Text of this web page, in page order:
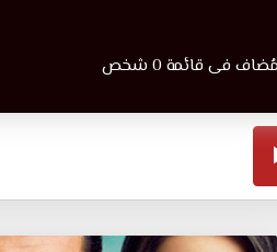
فى قائمة 0 شخص